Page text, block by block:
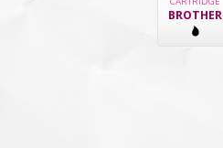
BROTHER